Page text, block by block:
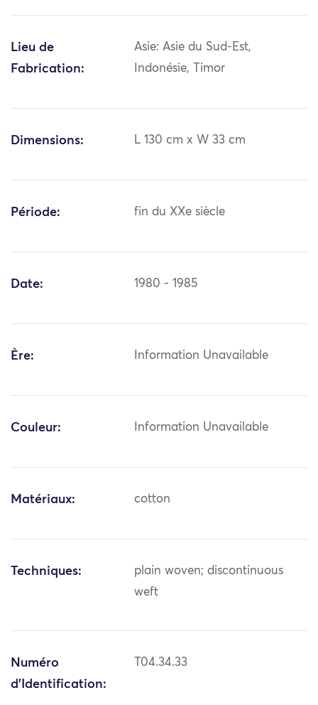
Lieu de
Fabrication:
Asie: Asie du Sud-Est,
Indonésie, Timor
Dimensions: L 130 cm x W 33 cm
Période: fin du XXe siècle
Date: 1980 - 1985
Ère: Information Unavailable
Couleur: Information Unavailable
Matériaux: cotton
Techniques:
plain woven; discontinuous
weft
Numéro
d'Identification:
T04.34.33